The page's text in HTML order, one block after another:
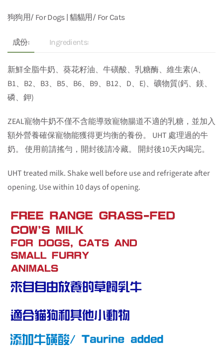
狗狗用/ For Dogs | 貓貓用/ For Cats
成份: Ingredients:
新鮮全脂牛奶、葵花籽油、牛磺酸、乳糖酶、維生素(A、
B1、B2、B3、B5、B6、B9、B12、D、E)、礦物質(鈣、鎂、
磷、鉀)
ZEAL寵物牛奶不僅不含能導致寵物腸道不適的乳糖，並加入
額外營養確保寵物能獲得更均衡的養份。 UHT 處理過的牛
奶。 使用前請搖勻，開封後請冷藏。 開封後10天內喝完。
UHT treated milk. Shake well before use and refrigerate after
opening. Use within 10 days of opening.